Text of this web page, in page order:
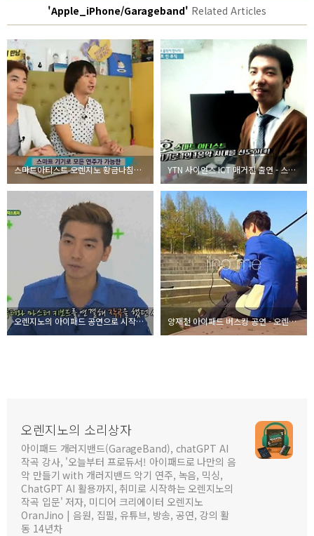
'Apple_iPhone/Garageband' Related Articles
스마트아티스트 오렌지노 황금나침반 14회 출연 YTN 사이언스 ICT 매거진 출연 - 스마트인뮤직 오렌지노 아이패드 연주
오렌지노의 아이패드 공연으로 시작되는 '출근을 부탁해' 촬영 현장 양재천 아이패드 버스킹 공연 - 오렌지노의 벚꽃엔딩
오렌지노의 소리상자
아이패드 개러지밴드(GarageBand), chatGPT AI
작곡 강사, '오늘부터 프로듀서! 아이패드로 나만의 음
악 만들기 with 개러지밴드 악기 연주, 녹음, 믹싱,
ChatGPT AI 활용까지, 취미로 시작하는 오렌지노의
작곡 입문' 저자, 미디어 크리에이터 오렌지노
OranJino | 음원, 집필, 유튜브, 방송, 공연, 강의 활
동 14년차